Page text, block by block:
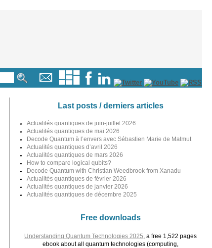
Last posts / derniers articles
Actualités quantiques de juin-juillet 2026
Actualités quantiques de mai 2026
Decode Quantum à l’envers avec Sébastien Marie de Matmut
Actualités quantiques d’avril 2026
Actualités quantiques de mars 2026
How to compare logical qubits?
Decode Quantum with Christian Weedbrook from Xanadu
Actualités quantiques de février 2026
Actualités quantiques de janvier 2026
Actualités quantiques de décembre 2025
Free downloads
Understanding Quantum Technologies 2025 , a free 1,522 pages
ebook about all quantum technologies (computing,